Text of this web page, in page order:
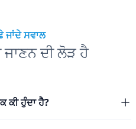
ਸਵਾਲ
ਜਾਣਨ ਦੀ ਲੋੜ ਹੈ
ਕੀ ਹੁੰਦਾ ਹੈ?